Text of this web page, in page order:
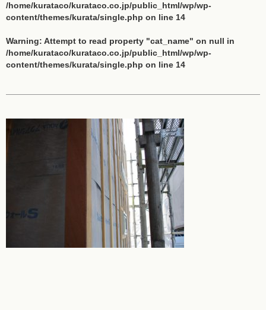
/home/kurataco/kurataco.co.jp/public_html/wp/wp-
content/themes/kurata/single.php on line 14
Warning: Attempt to read property "cat_name" on null in
/home/kurataco/kurataco.co.jp/public_html/wp/wp-
content/themes/kurata/single.php on line 14